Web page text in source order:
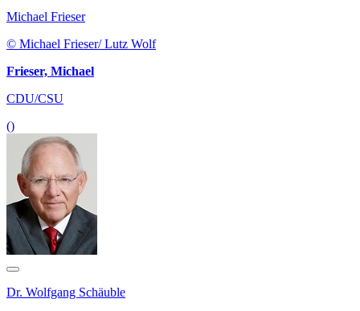
Michael Frieser
© Michael Frieser/ Lutz Wolf
Frieser, Michael
CDU/CSU
()
Dr. Wolfgang Schäuble